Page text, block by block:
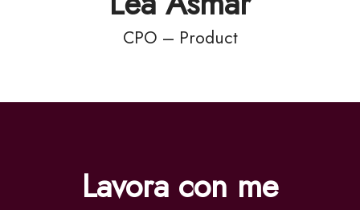
CPO – Product
Lavora con me